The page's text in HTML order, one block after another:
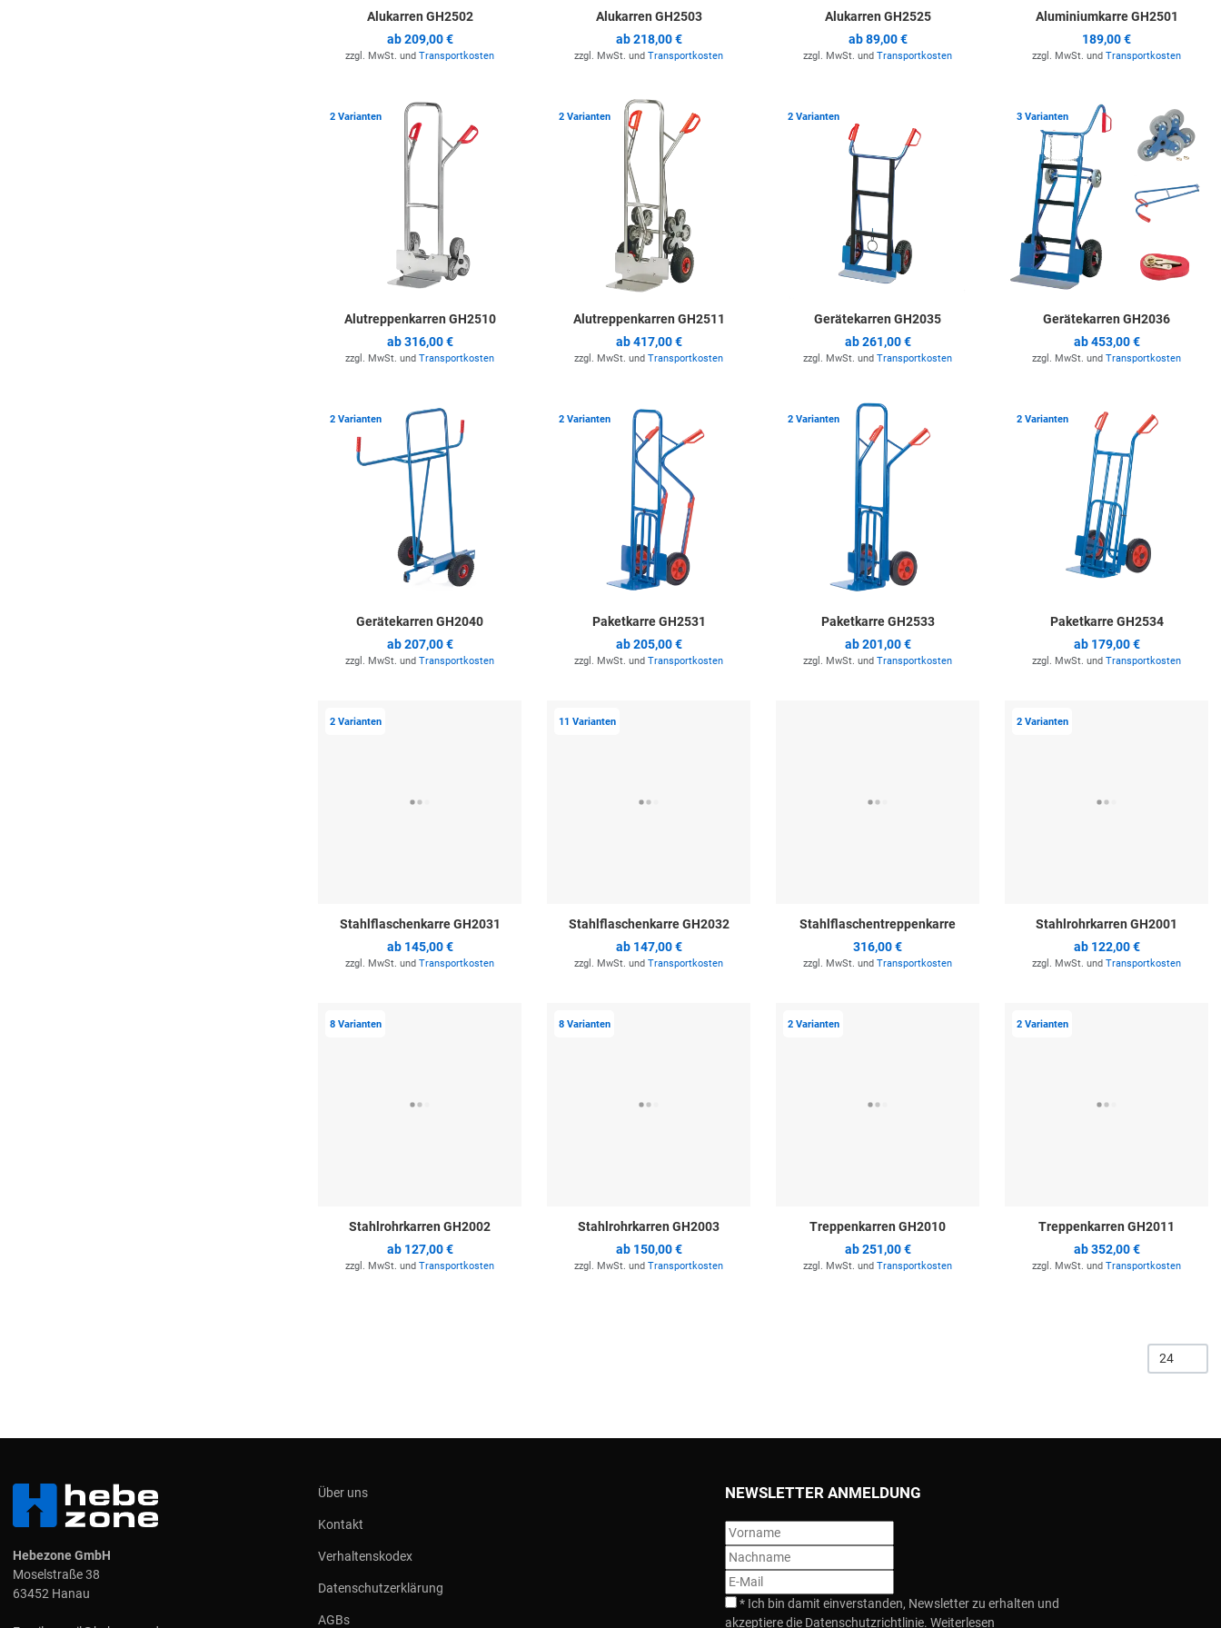
Alukarren GH2502
ab209,00 €
zzgl. MwSt. und Transportkosten
Alukarren GH2503
ab218,00 €
zzgl. MwSt. und Transportkosten
Alukarren GH2525
ab89,00 €
zzgl. MwSt. und Transportkosten
Aluminiumkarre GH2501
189,00 €
zzgl. MwSt. und Transportkosten
2 Varianten Zur Merkliste hinzufügen
Alutreppenkarren GH2510
ab316,00 €
zzgl. MwSt. und Transportkosten
2 Varianten Zur Merkliste hinzufügen
Alutreppenkarren GH2511
ab417,00 €
zzgl. MwSt. und Transportkosten
2 Varianten Zur Merkliste hinzufügen
Gerätekarren GH2035
ab261,00 €
zzgl. MwSt. und Transportkosten
3 Varianten
Gerätekarren GH2036
ab453,00 €
zzgl. MwSt. und Transportkosten
2 Varianten Zur Merkliste hinzufügen
Gerätekarren GH2040
ab207,00 €
zzgl. MwSt. und Transportkosten
2 Varianten Zur Merkliste hinzufügen
Paketkarre GH2531
ab205,00 €
zzgl. MwSt. und Transportkosten
2 Varianten Zur Merkliste hinzufügen
Paketkarre GH2533
ab201,00 €
zzgl. MwSt. und Transportkosten
2 Varianten
Paketkarre GH2534
ab 179,00 €
zzgl. MwSt. und Transportkosten
2 Varianten Zur Merkliste hinzufügen
Stahlflaschenkarre GH2031
ab 145,00 €
zzgl. MwSt. und Transportkosten
11 Varianten
Stahlflaschenkarre GH2032
ab 147,00 €
zzgl. MwSt. und Transportkosten
Zur Merkliste hinzufügen
Stahlflaschentreppenkarre
316,00 €
zzgl. MwSt. und Transportkosten
2 Varianten
Stahlrohrkarren GH2001
ab 122,00 €
zzgl. MwSt. und Transportkosten
8 Varianten Zur Merkliste hinzufügen
Stahlrohrkarren GH2002
ab 127,00 €
zzgl. MwSt. und Transportkosten
8 Varianten Zur Merkliste hinzufügen
Stahlrohrkarren GH2003
ab 150,00 €
zzgl. MwSt. und Transportkosten
2 Varianten Zur Merkliste hinzufügen
Treppenkarren GH2010
ab251,00 €
zzgl. MwSt. und Transportkosten
2 Varianten
Treppenkarren GH2011
ab352,00 €
zzgl. MwSt. und Transportkosten
24
Hebezone GmbH
Moselstraße 38
63452 Hanau
Über uns
Kontakt
Verhaltenskodex
Datenschutzerklärung
AGBs
NEWSLETTER ANMELDUNG
* Ich bin damit einverstanden, Newsletter zu erhalten und
akzeptiere die Datenschutzrichtlinie. Weiterlesen